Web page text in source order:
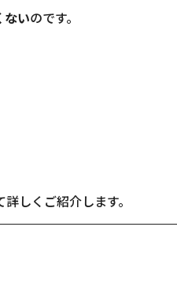
ないのです。
詳しくご紹介します。